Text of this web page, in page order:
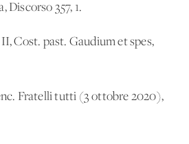
Discorso 357, 1.
Cost. past. Gaudium et spes,
Fratelli tutti (3 ottobre 2020),